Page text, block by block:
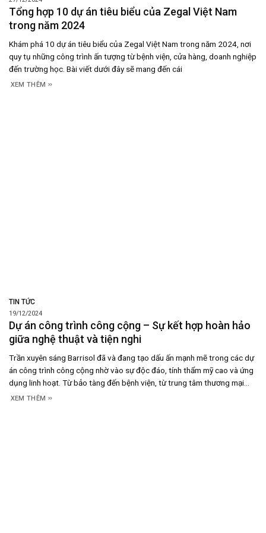
Tổng hợp 10 dự án tiêu biểu của Zegal Việt Nam
trong năm 2024
Khám phá 10 dự án tiêu biểu của Zegal Việt Nam trong năm 2024, nơi
quy tụ những công trình ấn tượng từ bệnh viện, cửa hàng, doanh nghiệp
đến trường học. Bài viết dưới đây sẽ mang đến cái
XEM THÊM
TIN TỨC
19/12/2024
Dự án công trình công cộng – Sự kết hợp hoàn hảo
giữa nghệ thuật và tiện nghi
Trần xuyên sáng Barrisol đã và đang tạo dấu ấn mạnh mẽ trong các dự
án công trình công cộng nhờ vào sự độc đáo, tính thẩm mỹ cao và ứng
dụng linh hoạt. Từ bảo tàng đến bệnh viện, từ trung tâm thương mại
đến khách sạn, Barrisol mang lại những không gian vừa
XEM THÊM